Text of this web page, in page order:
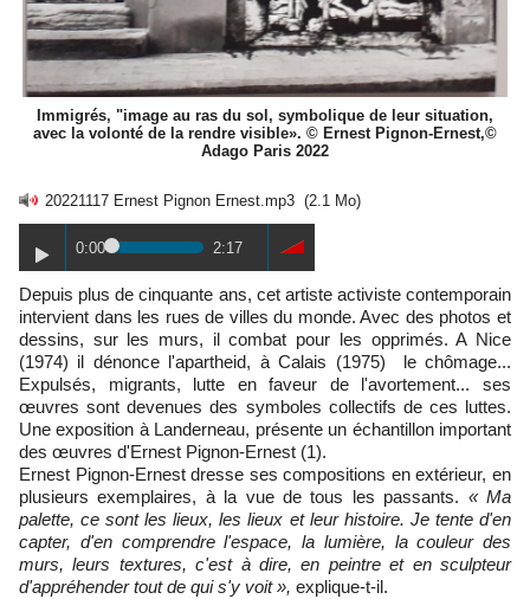
Immigrés, "image au ras du sol, symbolique de leur situation,
avec la volonté de la rendre visible». © Ernest Pignon-Ernest,©
Adago Paris 2022
20221117 Ernest Pignon Ernest.mp3 (2.1 Mo)
0:00 2:17
Depuis plus de cinquante ans, cet artiste activiste contemporain
intervient dans les rues de villes du monde. Avec des photos et
dessins, sur les murs, il combat pour les opprimés. A Nice
(1974) il dénonce l'apartheid, à Calais (1975) le chômage...
Expulsés, migrants, lutte en faveur de l'avortement... ses
œuvres sont devenues des symboles collectifs de ces luttes.
Une exposition à Landerneau, présente un échantillon important
des œuvres d'Ernest Pignon-Ernest (1).
Ernest Pignon-Ernest dresse ses compositions en extérieur, en
plusieurs exemplaires, à la vue de tous les passants. « Ma
palette, ce sont les lieux, les lieux et leur histoire. Je tente d'en
capter, d'en comprendre l'espace, la lumière, la couleur des
murs, leurs textures, c'est à dire, en peintre et en sculpteur
d'appréhender tout de qui s'y voit », explique-t-il.